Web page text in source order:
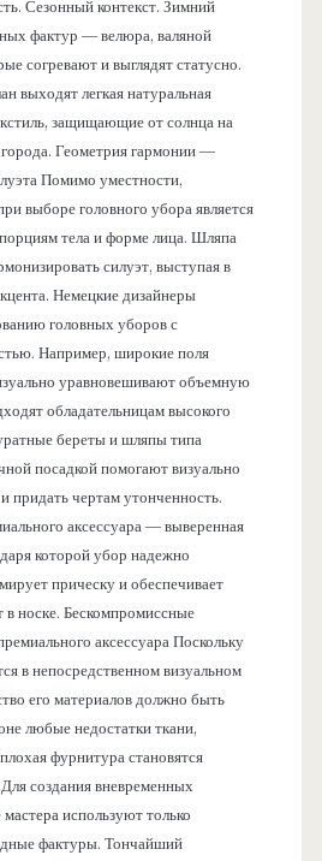
Сезонный контекст. Зимний
фактур — велюра, валяной
согревают и выглядят статусно.
выходят легкая натуральная
защищающие от солнца на
Геометрия гармонии —
Помимо уместности,
выборе головного убора является
тела и форме лица. Шляпа
силуэт, выступая в
Немецкие дизайнеры
головных уборов с
Например, широкие поля
уравновешивают объемную
обладательницам высокого
береты и шляпы типа
посадкой помогают визуально
придать чертам утонченность.
аксессуара — выверенная
которой убор надежно
прическу и обеспечивает
носке. Бескомпромиссные
аксессуара Поскольку
в непосредственном визуальном
его материалов должно быть
любые недостатки ткани,
фурнитура становятся
создания вневременных
используют только
фактуры. Тончайший